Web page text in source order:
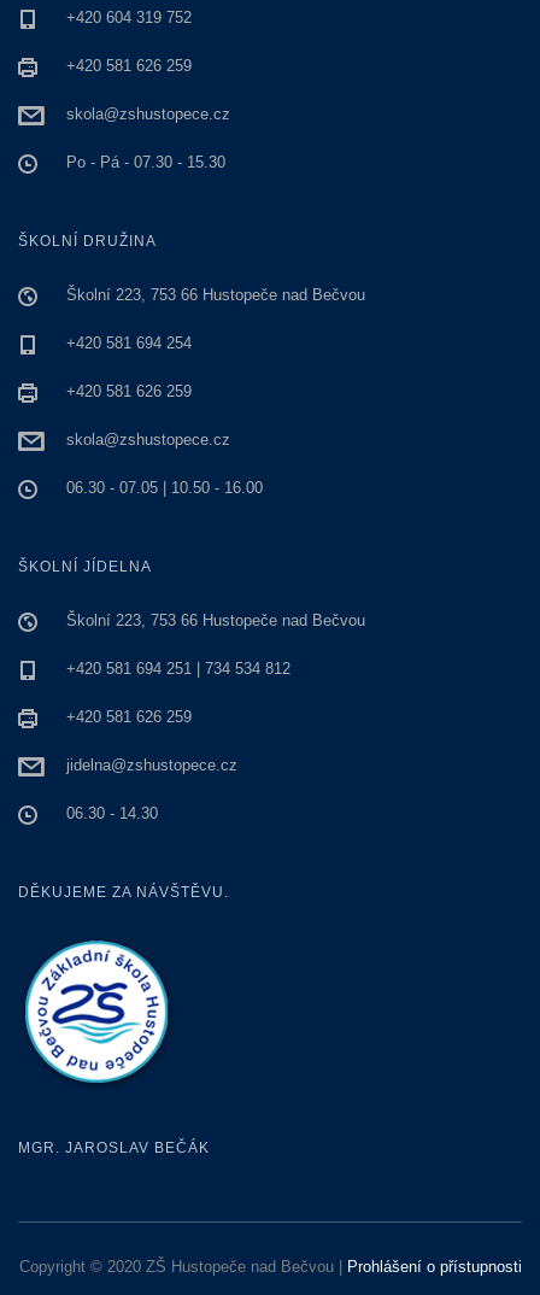
+420 604 319 752
+420 581 626 259
skola@zshustopece.cz
Po - Pá - 07.30 - 15.30
ŠKOLNÍ DRUŽINA
Školní 223, 753 66 Hustopeče nad Bečvou
+420 581 694 254
+420 581 626 259
skola@zshustopece.cz
06.30 - 07.05 | 10.50 - 16.00
ŠKOLNÍ JÍDELNA
Školní 223, 753 66 Hustopeče nad Bečvou
+420 581 694 251 | 734 534 812
+420 581 626 259
jidelna@zshustopece.cz
06.30 - 14.30
DĚKUJEME ZA NÁVŠTĚVU.
MGR. JAROSLAV BEČÁK
Copyright © 2020 ZŠ Hustopeče nad Bečvou | Prohlášení o přístupnosti